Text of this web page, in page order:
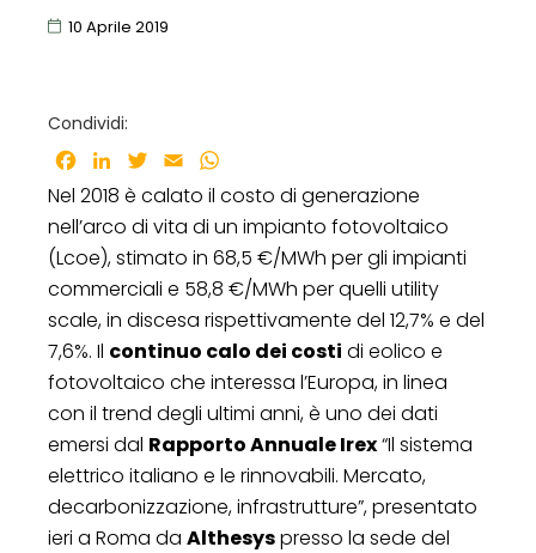
10 Aprile 2019
Condividi:
Facebook
LinkedInTwitter
Email
Nel 2018 è calato il costo di generazione
nell’arco di vita di un impianto fotovoltaico
(Lcoe), stimato in 68,5 €/MWh per gli impianti
commerciali e 58,8 €/MWh per quelli utility
scale, in discesa rispettivamente del 12,7% e del
7,6%. Il continuo calo dei costi di eolico e
fotovoltaico che interessa l’Europa, in linea
con il trend degli ultimi anni, è uno dei dati
emersi dal Rapporto Annuale Irex“Il sistema
elettrico italiano e le rinnovabili. Mercato,
decarbonizzazione, infrastrutture”, presentato
ieri a Roma da Althesyspresso la sede del